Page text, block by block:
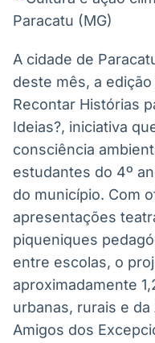
Soluções de Dados
e Conteúdos
A cidade de
deste mês, a
Recontar Histórias
Ideias?, iniciativa
consciência
estudantes do 4º
do município. Com
apresentações
piqueniques
entre escolas, o
aproximadamente
urbanas, rurais e
Amigos dos